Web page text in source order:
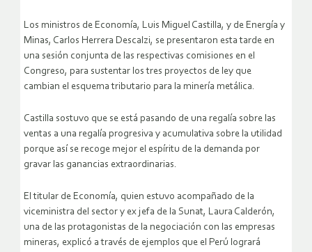
Los ministros de Economía, Luis Miguel Castilla, y de Energía y
Minas, Carlos Herrera Descalzi, se presentaron esta tarde en
una sesión conjunta de las respectivas comisiones en el
Congreso, para sustentar los tres proyectos de ley que
cambian el esquema tributario para la minería metálica.
Castilla sostuvo que se está pasando de una regalía sobre las
ventas a una regalía progresiva y acumulativa sobre la utilidad
porque así se recoge mejor el espíritu de la demanda por
gravar las ganancias extraordinarias.
El titular de Economía, quien estuvo acompañado de la
viceministra del sector y ex jefa de la Sunat, Laura Calderón,
una de las protagonistas de la negociación con las empresas
mineras, explicó a través de ejemplos que el Perú logrará